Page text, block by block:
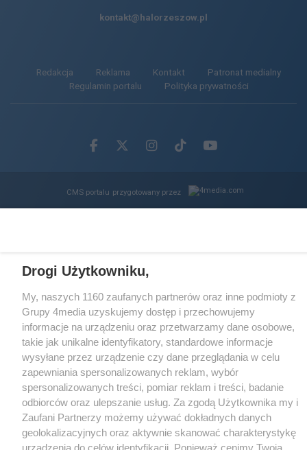
kontakt@halorzeszow.pl
Redakcja Reklama Kontakt
Patronat medialny
Regulamin portalu
Polityka prywatności
Facebook.com
X.comInstagram.com
Tiktok.comYoutube.com
CMS portalu przygotowany przez
Unmute Loaded:
Drogi Użytkowniku,
My, naszych 1160 zaufanych partnerów oraz inne podmioty z
Grupy 4media uzyskujemy dostęp i przechowujemy
informacje na urządzeniu oraz przetwarzamy dane osobowe,
takie jak unikalne identyfikatory, standardowe informacje
wysyłane przez urządzenie czy dane przeglądania w celu
zapewniania spersonalizowanych reklam, wybór
spersonalizowanych treści, pomiar reklam i treści, badanie
odbiorców oraz ulepszanie usług. Za zgodą Użytkownika my i
Zaufani Partnerzy możemy używać dokładnych danych
geolokalizacyjnych oraz aktywnie skanować charakterystykę
urządzenia do celów identyfikacji. Ponieważ cenimy Twoją